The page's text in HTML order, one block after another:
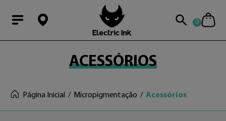
Modal0
ACESSÓRIOS
Página Inicial Micropigmentação Acessórios